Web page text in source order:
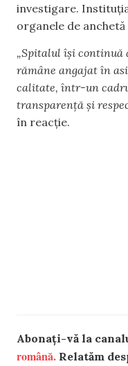
investigare.
organele de
„Spitalul își
rămâne angajat în
calitate, într-un
transparență și
în reacție.
Abonați-vă la
română. Relatăm